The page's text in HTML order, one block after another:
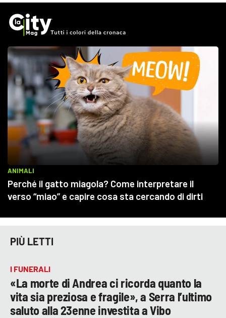
PIÙ LETTI
I FUNERALI
«La morte di Andrea ci ricorda quanto la
vita sia preziosa e fragile», a Serra l’ultimo
saluto alla 23enne investita a Vibo